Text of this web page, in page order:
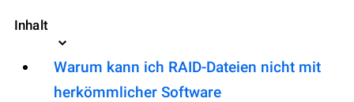
Inhalt
Warum kann ich RAID-Dateien nicht mit
herkömmlicher Software